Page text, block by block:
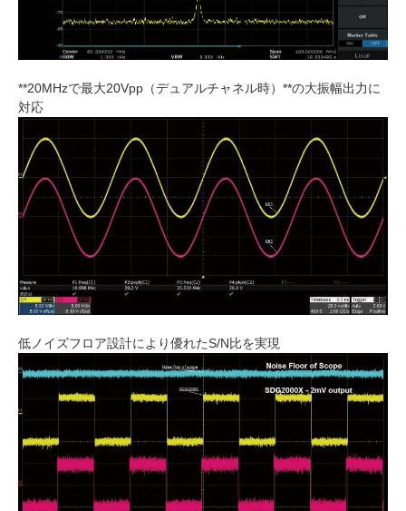
**20MHzで最大20Vpp（デュアルチャネル時）**の大振幅出力に
対応
低ノイズフロア設計により優れたS/N比を実現